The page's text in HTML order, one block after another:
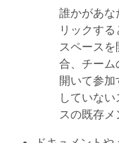
誰かがあな
リックす
スペース
合、チーム
開いて参
していな
スの既存メ